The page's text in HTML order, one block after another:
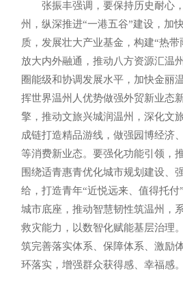
张振丰强调，要保持历史耐心，
州，纵深推进“一港五谷”建设，加
质，发展壮大产业基金，构建“热
放大内外融通，推动八方资源汇温
圈能级和协调发展水平，加快金丽
挥世界温州人优势做强外贸新业态
擎，推动文旅兴城润温州，深化文
成链打造精品游线，做强园博经济
等消费新业态。要强化功能引领，
围绕适青惠青优化城市规划建设、
给，打造青年“近悦远来、值得托付
城市底座，推动智慧韧性筑温州，
救灾能力，以数智化赋能基层治理
筑完善落实体系、保障体系、激励
环落实，增强群众获得感、幸福感。